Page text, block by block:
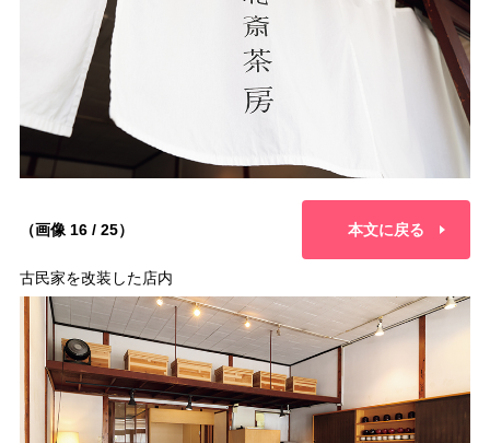
（画像 16 / 25） 本文に戻る
古民家を改装した店内